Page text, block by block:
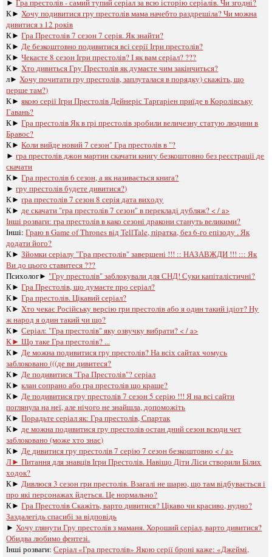
К► Хочу подивитися гру престолів мама начебто раздрешіла? Чи можна
дивитися з 12 років
К►Гра Престолів 7 сезон 7 серія. Як знайти?
К► Де безкоштовно подивитися всі серії Ігри престолів?
К►Чекаєте 8 сезон Ігри престолів? І як вам серіал? ???
К► Хто дивиться Гру Престолів як думаєте чим закінчиться?
л► Хочу почитати гру престолів, заплуталася в порядку) скажіть, що
перше там?)
К►якою серії Ігри Престолів Дейнеріс Таргаріен приїде в Королівську
Гавань?
К►Гра престолів Як в грі престолів зробили величезну статую людини в
Бравос?
К►Коли вийде новий 7 сезон" Гра престолів в "?
►гра престолів джон мартин скачати книгу безкоштовно без реєстрації де
скачати
К►Гра престолів 6 сезон, а як називається книга?
►гру престолів будете дивитися?)
К►гра престолів 7 сезон 8 серія дата виходу
К► де скачати "гра престолів 7 сезон" в перекладі дубляж? < / a>
Інші розваги: ​​гра престолів в како сезоні дракони стануть великими?
Інші:Граю в Game of Thrones від TellTale, піратка, без 6-го епізоду . Як
додати його?
К►Зйомки серіалу "Гра престолів" завершені !!! :: НАЗАВЖДИ !!! ::: Як
Ви до цього ставитеся ???
Психолог► "Гру престолів" заблокували для СНД! Суки капіталістичні?
К►Гра Престолів, що думаєте про серіал?
К►Гра престолів. Цікавий серіал?
К► Хто чекає Російську версію гри престолів або я один такий ідіот? Ну
ж народ я один такий чи що?
К►Серіал: "Гра престолів" яку озвучку вибрати? < / a>
К►Що таке Гра престолів? ...
К► Де можна подивитися гру престолів? На всіх сайтах чомусь
заблоковано (((де ви дивитеся?
К► Де подивитися "Гра Престолів"? серіал
К►клан сопрано або гра престолів що краще?
К► Де подивитися гру престолів 7 сезон 5 серію !!! Я на всі сайти
поглянула на неї, але нічого не знайшла, допоможіть
К►Порадьте серіал як: Гра престолів, Спартак
К► де можна подивитися гру престолів остан дний сезон всюди чет
заблоковано (може хто знає)
К► Де дивитися гру престолів 7 серію 7 сезон безкоштовно < / a>
Л►Питання для знавців Ігри Престолів. Навіщо Діти Ліси створили Білих
ходок?
К► Дивлюся 3 сезон гри престолів. Взагалі не шарю, що там відбувається і
про які персонажах йдеться. Це нормально?
К►Гра Престолів Скажіть, варто дивитися? Цікаво чи красиво, нудно?
Заздалегідь спасибі за відповідь
► Хочу глянути Гру престолів з маманя. Хороший серіал, варто дивитися?
Обидва любимо фентезі.
Інші розваги: ​​Серіал «Гра престолів» Якою серії броні каже: «Джеймі,